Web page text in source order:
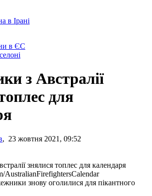
в Ірані
в ЄС
з Австралії
для
, 23 жовтня 2021, 09:52
AustralianFirefightersCalendar
знову оголилися для пікантного